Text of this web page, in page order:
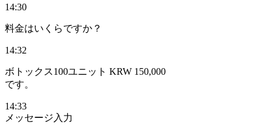
14:30
料金はいくらですか？
14:32
ボトックス100ユニット KRW 150,000
です。
14:33
メッセージ入力